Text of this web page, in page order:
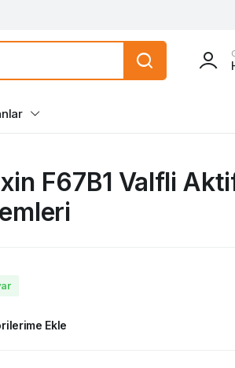
F67B1 Valfli
Ekle